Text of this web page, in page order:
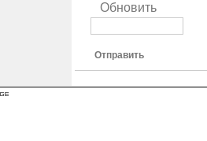
Обновить
Отправить